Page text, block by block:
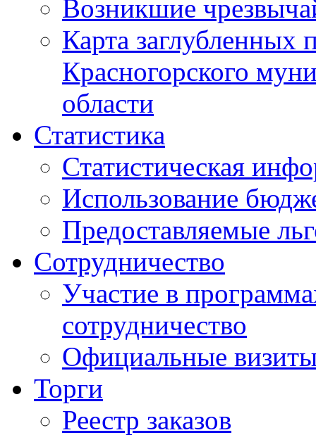
Возникшие
Карта
Красногорского
области
Статистика
Статистическая
Использование
Предоставляемые
Сотрудничество
Участие в
сотрудничество
Официальные
Торги
Реестр заказов